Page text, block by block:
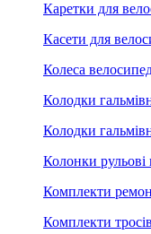
Каретки для
Касети для
Колеса
Колодки
Колодки
Колонки рульові
Комплекти
Комплекти